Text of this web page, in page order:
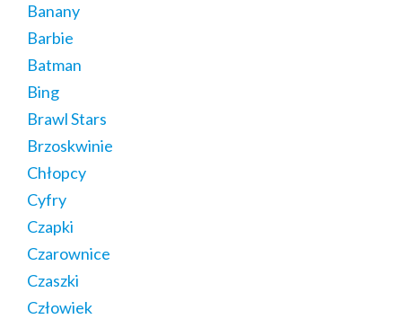
Banany
Barbie
Batman
Bing
Brawl Stars
Brzoskwinie
Chłopcy
Cyfry
Czapki
Czarownice
Czaszki
Człowiek